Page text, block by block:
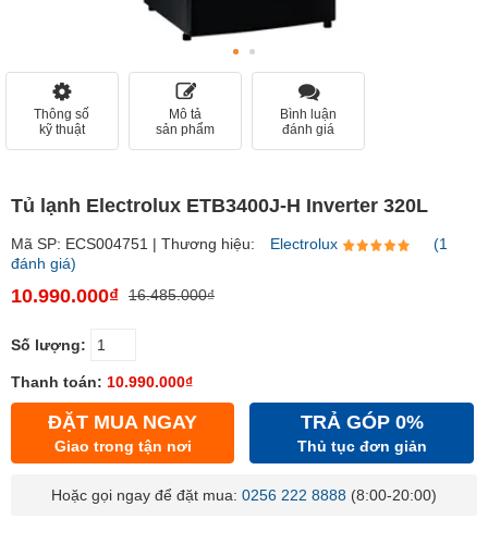
Thông số
kỹ thuật
Mô tả
sản phẩm
Bình luận
đánh giá
Tủ lạnh Electrolux ETB3400J-H Inverter 320L
Mã SP: ECS004751 | Thương hiệu: Electrolux
(1
đánh giá)
10.990.000₫ 16.485.000₫
Số lượng:
Thanh toán: 10.990.000₫
ĐẶT MUA NGAY
Giao trong tận nơi
TRẢ GÓP 0%
Thủ tục đơn giản
Hoặc gọi ngay để đặt mua: 0256 222 8888 (8:00-20:00)